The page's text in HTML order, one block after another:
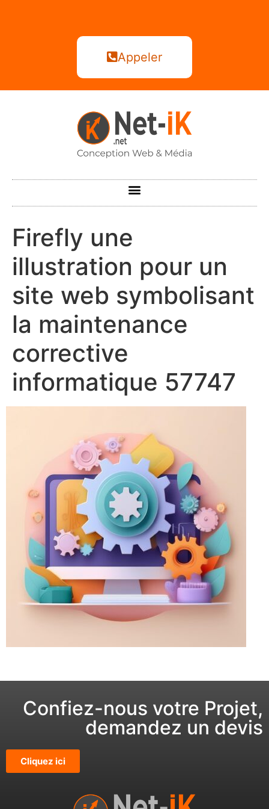
Appeler
Firefly une
illustration pour un
site web symbolisant
la maintenance
corrective
informatique 57747
Confiez-nous votre Projet,
demandez un devis
Cliquez ici